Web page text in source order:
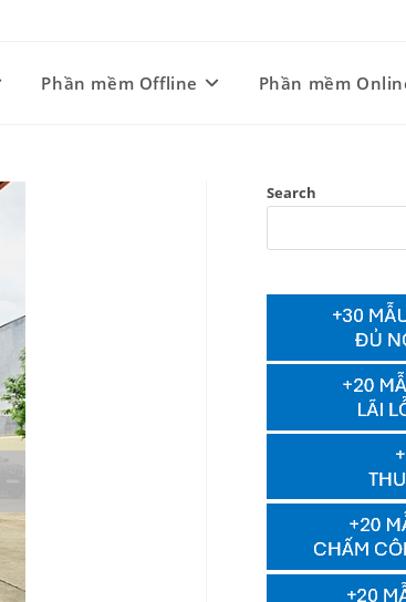
Phần mềm Offline Phần mềm
Search